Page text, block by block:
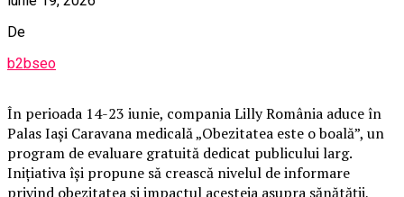
De
b2bseo
În perioada 14-23 iunie, compania Lilly România aduce în
Palas Iași Caravana medicală „Obezitatea este o boală”, un
program de evaluare gratuită dedicat publicului larg.
Inițiativa își propune să crească nivelul de informare
privind obezitatea și impactul acesteia asupra sănătății,